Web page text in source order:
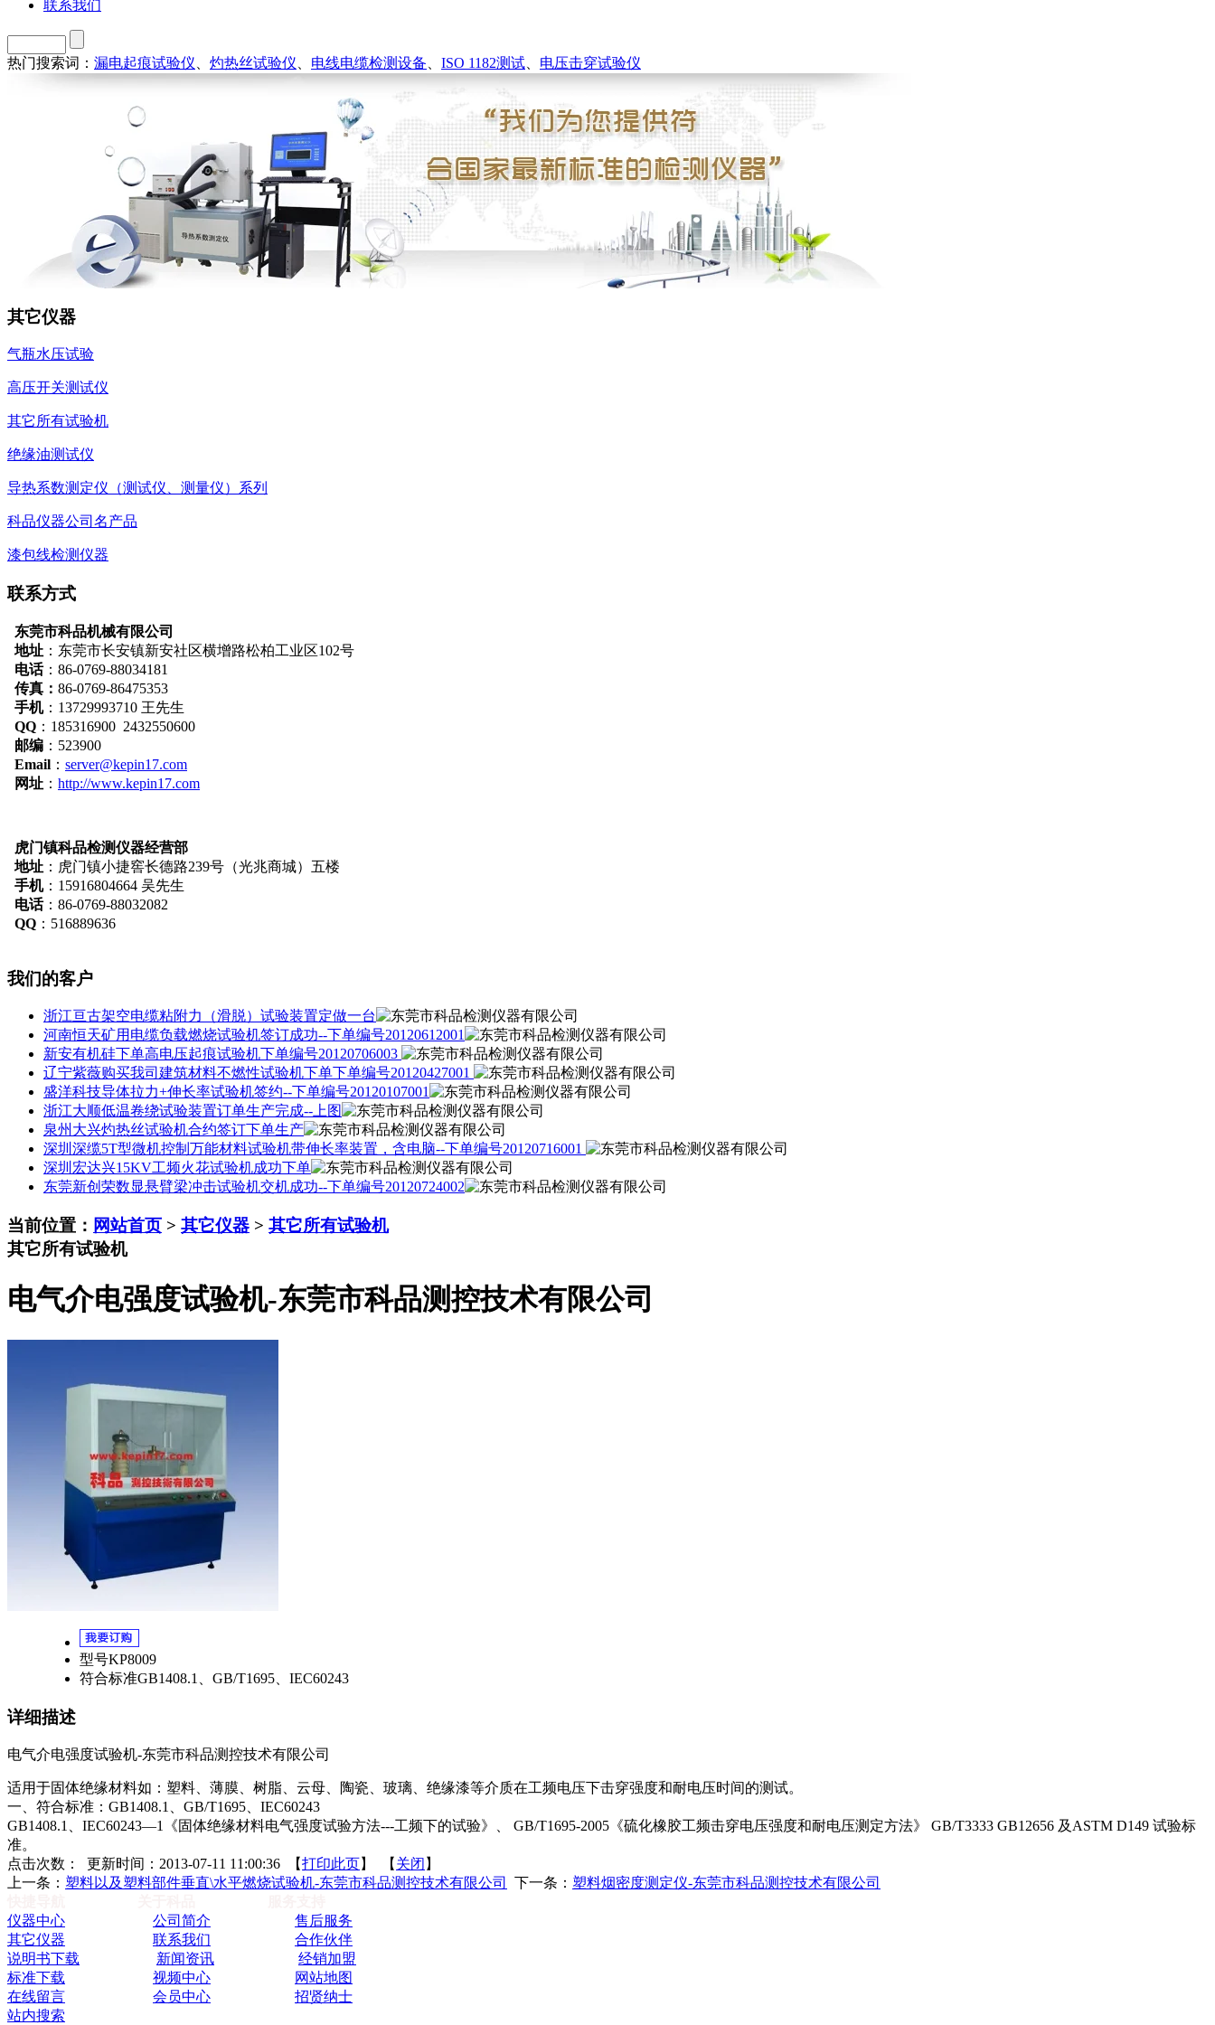
联系我们
热门搜索词： 漏电起痕试验仪 灼热丝试验仪 电线电缆检测设备 ISO 1182测试 电压击穿试验仪
其它仪器
气瓶水压试验
高压开关测试仪
其它所有试验机
绝缘油测试仪
导热系数测定仪（测试仪、测量仪）系列
科品仪器公司名产品
漆包线检测仪器
联系方式
东莞市科品机械有限公司
地址 ： 东莞市长安镇新安社区横增路松柏工业区102号
电话：86-0769-88034181
传真： 86-0769-86475353
手机：13729993710 王先生
QQ ：185316900 2432550600
邮编 ：523900
Email ： server@kepin17.com
网址 ： http://www.kepin17.com
虎门镇科品检测仪器经营部
地址 ：虎门镇小捷窖长德路239号（光兆商城）五楼
手机：15916804664 吴先生
电话：86-0769-88032082
QQ ：516889636
我们的客户
浙江亘古架空电缆粘附力（滑脱）试验装置定做一台
河南恒天矿用电缆负载燃烧试验机签订成功--下单编号20120612001
新安有机硅下单高电压起痕试验机下单编号20120706003
辽宁紫薇购买我司建筑材料不燃性试验机下单下单编号20120427001
盛洋科技导体拉力+伸长率试验机签约--下单编号20120107001
浙江大顺低温卷绕试验装置订单生产完成--上图
泉州大兴灼热丝试验机合约签订下单生产
深圳深缆5T型微机控制万能材料试验机带伸长率装置，含电脑--下单编号20120716001
深圳宏达兴15KV工频火花试验机成功下单
东莞新创荣数显悬臂梁冲击试验机交机成功--下单编号20120724002
当前位置： 网站首页 > 其它仪器 > 其它所有试验机
其它所有试验机
电气介电强度试验机-东莞市科品测控技术有限公司
型号KP8009
符合标准GB1408.1、GB/T1695、IEC60243
详细描述
电气介电强度试验机-东莞市科品测控技术有限公司
适用于固体绝缘材料如：塑料、薄膜、树脂、云母、陶瓷、玻璃、绝缘漆等介质在工频电压下击穿强度和耐电压时间的测试。
一、符合标准： GB1408.1 GB/T1695
IEC60243
GB1408.1
IEC60243—1 《固体绝缘材料电气强度试验方法---工频下的试验》、 GB/T1695-2005 《硫化橡胶工频击穿电压强度和耐电压测定方法》 GB/T3333 GB12656 及 ASTM D149 试验标
准。
点击次数：
更新时间：2013-07-11 11:00:36 【打印此页】 【 关闭 】
上一条： 塑料以及塑料部件垂直\水平燃烧试验机-东莞市科品测控技术有限公司 下一条： 塑料烟密度测定仪-东莞市科品测控技术有限公司
仪器中心
公司简介
售后服务
其它仪器
联系我们
合作伙伴
说明书下载
新闻资讯
经销加盟
标准下载
视频中心
网站地图
在线留言
会员中心
招贤纳士
站内搜索